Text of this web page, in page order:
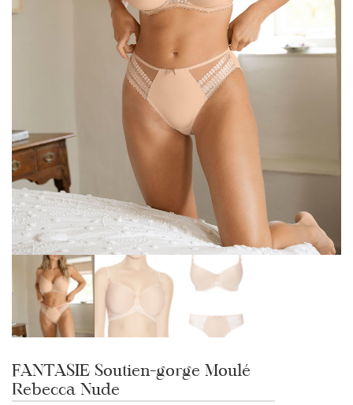
FANTASIE Soutien-gorge Moulé
Rebecca Nude